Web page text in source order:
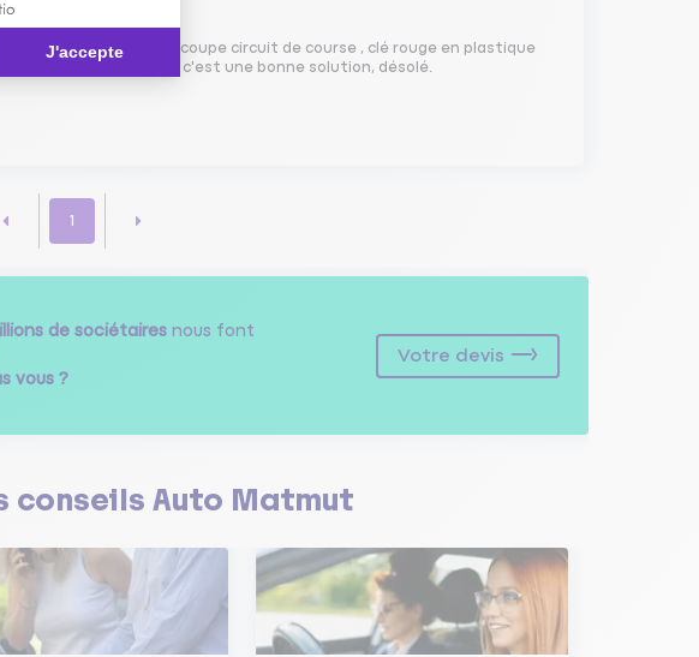
aucune électronique, coupe circuit de course , clé rouge en plastique
je ne sais pas si c'est une bonne solution, désolé.
1
de sociétairesnous font
vous ?
Votre devis
conseils Auto Matmut
J'accepte